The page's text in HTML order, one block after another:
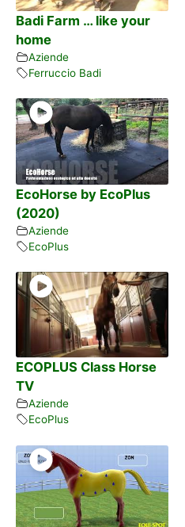
Badi Farm … like your
home
Aziende
Ferruccio Badi
EcoHorse by EcoPlus
(2020)
Aziende
EcoPlus
ECOPLUS Class Horse
TV
Aziende
EcoPlus